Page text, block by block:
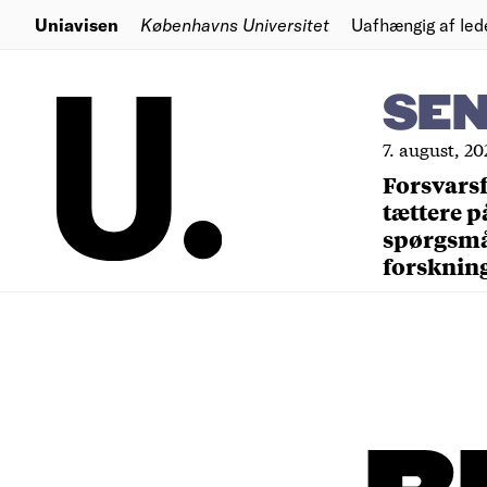
Uniavisen Københavns Universitet Uafhængig af
7. august,
tættere